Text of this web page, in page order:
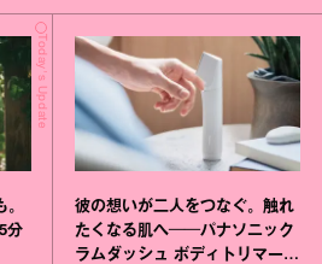
Today's Update
分
彼の想いが二人をつなぐ。触れ
たくなる肌へ──パナソニック
ラムダッシュ ボディトリマーが